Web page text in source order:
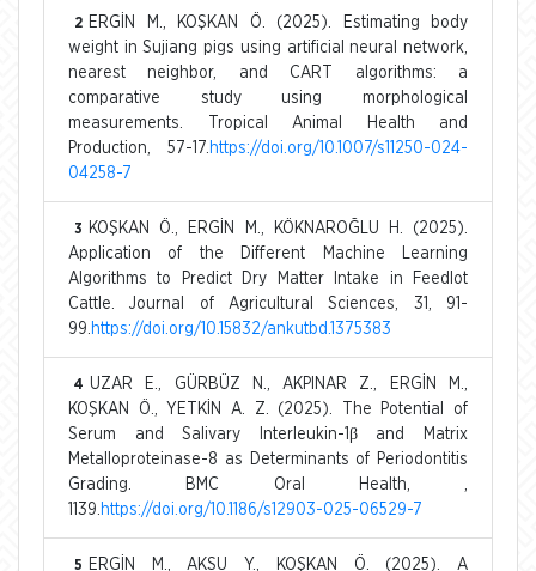
2 ERGİN M., KOŞKAN Ö. (2025). Estimating body
weight in Sujiang pigs using artificial neural network,
nearest neighbor, and CART algorithms: a
comparative study using morphological
measurements. Tropical Animal Health and
Production, 57-17. https://doi.org/10.1007/s11250-024-
04258-7
3
KOŞKAN Ö., ERGİN M., KÖKNAROĞLU H. (2025).
Application of the Different Machine Learning
Algorithms to Predict Dry Matter Intake in Feedlot
Cattle. Journal of Agricultural Sciences, 31, 91-
99. https://doi.org/10.15832/ankutbd.1375383
4 UZAR E., GÜRBÜZ N., AKPINAR Z., ERGİN M.,
KOŞKAN Ö., YETKİN A. Z. (2025). The Potential of
Serum and Salivary Interleukin-1β and Matrix
Metalloproteinase-8 as Determinants of Periodontitis
Grading. BMC Oral Health, ,
1139. https://doi.org/10.1186/s12903-025-06529-7
5
ERGİN M., AKSU Y., KOŞKAN Ö. (2025). A